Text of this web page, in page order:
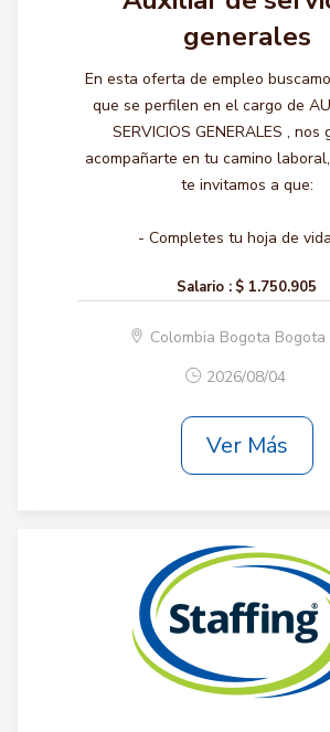
generales
En esta oferta de empleo
que se perfilen en el cargo de
SERVICIOS GENERALES , nos
acompañarte en tu camino
te invitamos a que:
- Completes tu hoja de
Salario : $ 1.750.905
Colombia Bogota Bogota
2026/08/04
Ver Más